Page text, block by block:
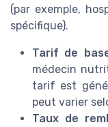
(par exemple,
spécifique).
Tarif de
médecin
tarif est
peut varier
Taux de